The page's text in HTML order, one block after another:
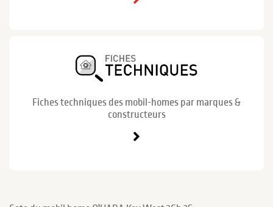
Fiches techniques des mobil-homes par marques &
constructeurs